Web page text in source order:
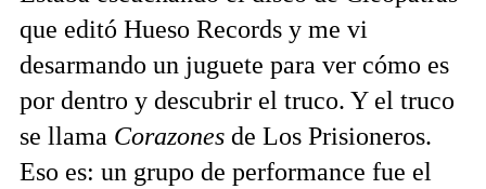
que editó Hueso Records y me vi
desarmando un juguete para ver cómo es
por dentro y descubrir el truco. Y el truco
se llama Corazonesde Los Prisioneros.
Eso es: un grupo de performance fue el